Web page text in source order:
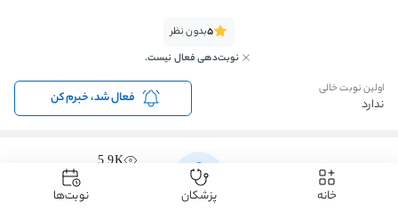
5بدون نظر
نوبت‌دهی فعال نیست.
اولین نوبت خالی
ندارد فعال شد، خبرم کن
5.9K
خانه پزشکان نوبت‌ها